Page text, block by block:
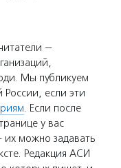
—
Мы публикуем
России, если эти
. Если после
у вас
их можно задавать
Редакция АСИ